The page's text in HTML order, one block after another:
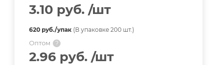
3.10 руб. /шт
620 руб./упак (В упаковке 200 шт.)
Оптом ?
2.96 руб. /шт